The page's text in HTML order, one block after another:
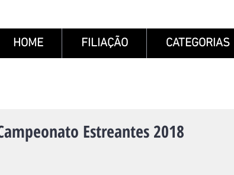
HOME FILIAÇÃO CATEGORIAS
Estreantes 2018